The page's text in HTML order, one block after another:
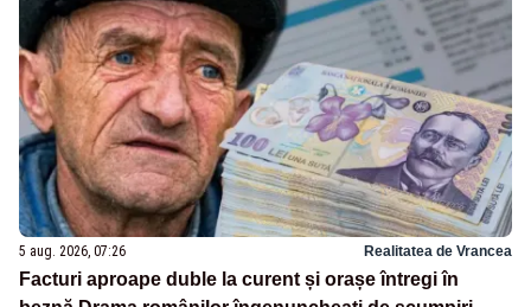
5 aug. 2026, 07:26 Realitatea de Vrancea
Facturi aproape duble la curent și orașe întregi în